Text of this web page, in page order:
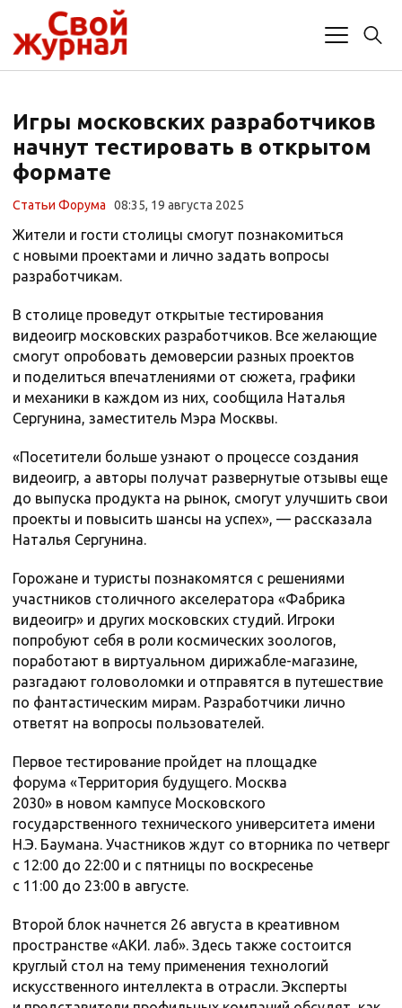
Игры московских разработчиков
начнут тестировать в открытом
формате
Статьи Форума 08:35, 19 августа 2025
Жители и гости столицы смогут познакомиться
с новыми проектами и лично задать вопросы
разработчикам.
В столице проведут открытые тестирования
видеоигр московских разработчиков. Все желающие
смогут опробовать демоверсии разных проектов
и поделиться впечатлениями от сюжета, графики
и механики в каждом из них, сообщила Наталья
Сергунина, заместитель Мэра Москвы.
«Посетители больше узнают о процессе создания
видеоигр, а авторы получат развернутые отзывы еще
до выпуска продукта на рынок, смогут улучшить свои
проекты и повысить шансы на успех», — рассказала
Наталья Сергунина.
Горожане и туристы познакомятся с решениями
участников столичного акселератора «Фабрика
видеоигр» и других московских студий. Игроки
попробуют себя в роли космических зоологов,
поработают в виртуальном дирижабле-магазине,
разгадают головоломки и отправятся в путешествие
по фантастическим мирам. Разработчики лично
ответят на вопросы пользователей.
Первое тестирование пройдет на площадке
форума «Территория будущего. Москва
2030» в новом кампусе Московского
государственного технического университета имени
Н.Э. Баумана. Участников ждут со вторника по четверг
с 12:00 до 22:00 и с пятницы по воскресенье
с 11:00 до 23:00 в августе.
Второй блок начнется 26 августа в креативном
пространстве «АКИ. лаб». Здесь также состоится
круглый стол на тему применения технологий
искусственного интеллекта в отрасли. Эксперты